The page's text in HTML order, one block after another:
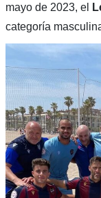
mayo de 2023, el
categoría